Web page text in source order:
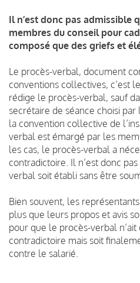
Il n’est donc pas admissible
membres du conseil pour
composé que des griefs et
Le procès-verbal, document
conventions collectives, c’est
rédige le procès-verbal, sauf
secrétaire de séance choisi
la convention collective de
verbal est émargé par les
les cas, le procès-verbal a
contradictoire. Il n’est donc
verbal soit établi sans être
Bien souvent, les
plus que leurs propos et avis
pour que le procès-verbal n’ait
contradictoire mais soit
contre le salarié.